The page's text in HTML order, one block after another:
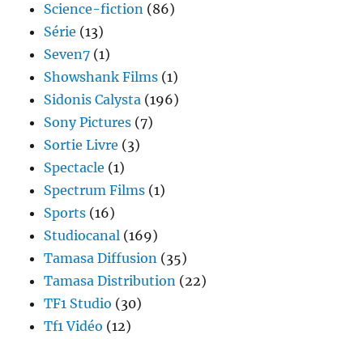
Science-fiction (86)
Série (13)
Seven7 (1)
Showshank Films (1)
Sidonis Calysta (196)
Sony Pictures (7)
Sortie Livre (3)
Spectacle (1)
Spectrum Films (1)
Sports (16)
Studiocanal (169)
Tamasa Diffusion (35)
Tamasa Distribution (22)
TF1 Studio (30)
Tf1 Vidéo (12)